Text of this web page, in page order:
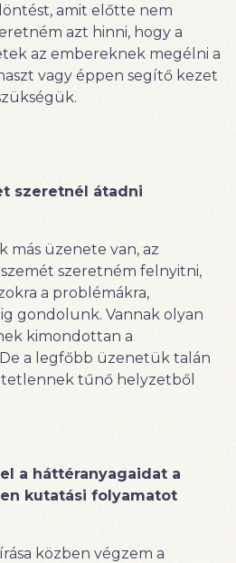
amit előtte nem
azt hinni, hogy a
az embereknek megélni a
vagy éppen segítő kezet
szeretnél átadni
más üzenete van, az
szeretném felnyitni,
a problémákra,
gondolunk. Vannak olyan
kimondottan a
De a legfőbb üzenetük talán
tűnő helyzetből
a háttéranyagaidat a
kutatási folyamatot
közben végzem a